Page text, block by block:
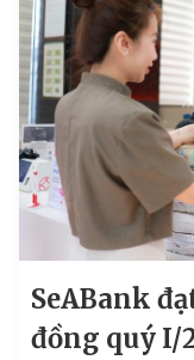
SeABank
đồng quý I/